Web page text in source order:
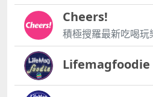
Cheers!
積極搜羅最新吃喝玩
Lifemagfoodie